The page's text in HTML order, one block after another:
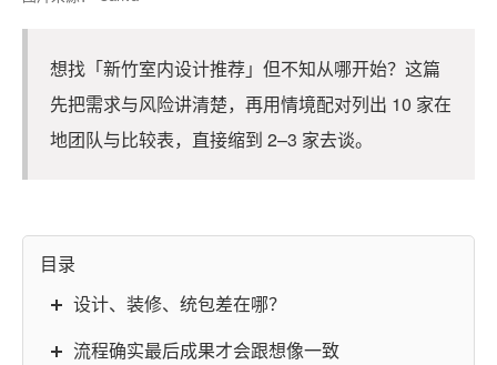
想找「新竹室内设计推荐」但不知从哪开始？这篇
先把需求与风险讲清楚，再用情境配对列出 10 家在
地团队与比较表，直接缩到 2–3 家去谈。
目录
设计、装修、统包差在哪？
流程确实最后成果才会跟想像一致